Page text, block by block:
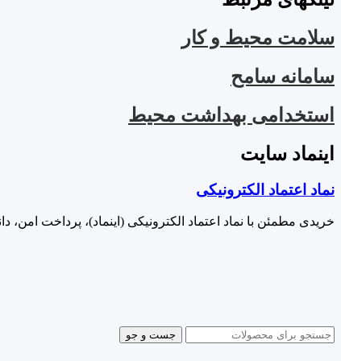
سلامت محیط و کار
سامانه سامح
استخدامی بهداشت محیط
اینماد سایت
نماد اعتماد الکترونیکی
خریدی مطمئن با نماد اعتماد الکترونیکی (اینماد)، پرداخت امن،
جست و جو